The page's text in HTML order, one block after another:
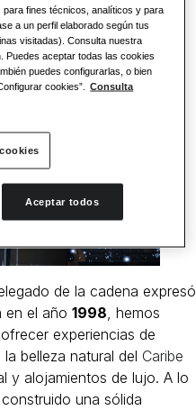
Vera, director
en República
de la cadena expresó
en el año 1998, hemos
experiencias de
belleza natural del Caribe
y alojamientos de lujo. A lo
una sólida
fines técnicos, analíticos y para
a un perfil elaborado según tus
visitadas). Consulta nuestra
Puedes aceptar todas las cookies
puedes configurarlas, o bien
cookies”.
Consulta
Aceptar todos